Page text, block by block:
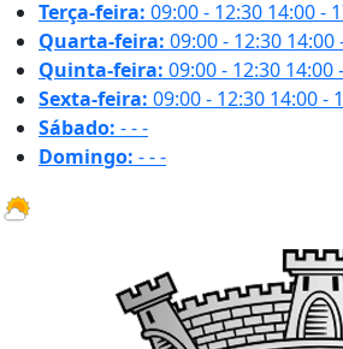
Terça-feira: 09:00 - 12:30 14:00 -
Quarta-feira: 09:00 - 12:30 14:00
Quinta-feira: 09:00 - 12:30 14:00
Sexta-feira: 09:00 - 12:30 14:00 -
Sábado: ---
Domingo: ---